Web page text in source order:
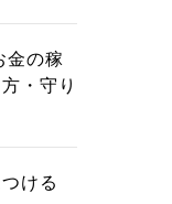
金の稼
・守り
ける